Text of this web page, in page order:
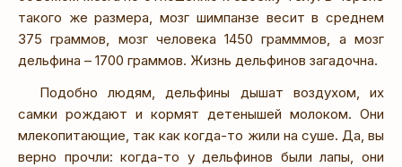
такого же размера, мозг шимпанзе весит в среднем
375 граммов, мозг человека 1450 грамммов, а мозг
дельфина – 1700 граммов. Жизнь дельфинов загадочна.
Подобно людям, дельфины дышат воздухом, их
самки рождают и кормят детенышей молоком. Они
млекопитающие, так как когда-то жили на суше. Да, вы
верно прочли: когда-то у дельфинов были лапы, они